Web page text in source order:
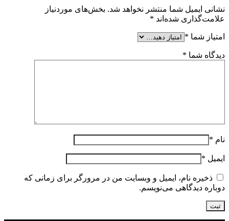
نشانی ایمیل شما منتشر نخواهد شد. بخش‌های موردنیاز
علامت‌گذاری شده‌اند *
امتیاز شما *
دیدگاه شما *
نام *
ایمیل *
ذخیره نام، ایمیل و وبسایت من در مرورگر برای زمانی که
دوباره دیدگاهی می‌نویسم.